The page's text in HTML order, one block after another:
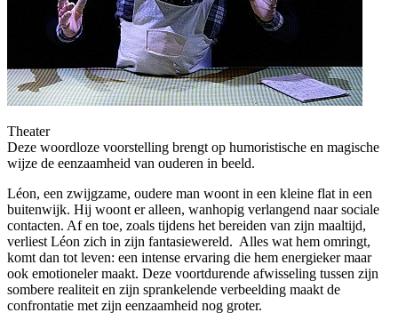
Theater
Deze woordloze voorstelling brengt op humoristische en magische
wijze de eenzaamheid van ouderen in beeld.
Léon, een zwijgzame, oudere man woont in een kleine flat in een
buitenwijk. Hij woont er alleen, wanhopig verlangend naar sociale
contacten. Af en toe, zoals tijdens het bereiden van zijn maaltijd,
verliest Léon zich in zijn fantasiewereld. Alles wat hem omringt,
komt dan tot leven: een intense ervaring die hem energieker maar
ook emotioneler maakt. Deze voortdurende afwisseling tussen zijn
sombere realiteit en zijn sprankelende verbeelding maakt de
confrontatie met zijn eenzaamheid nog groter.